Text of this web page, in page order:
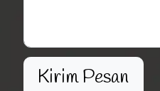
Kirim Pesan